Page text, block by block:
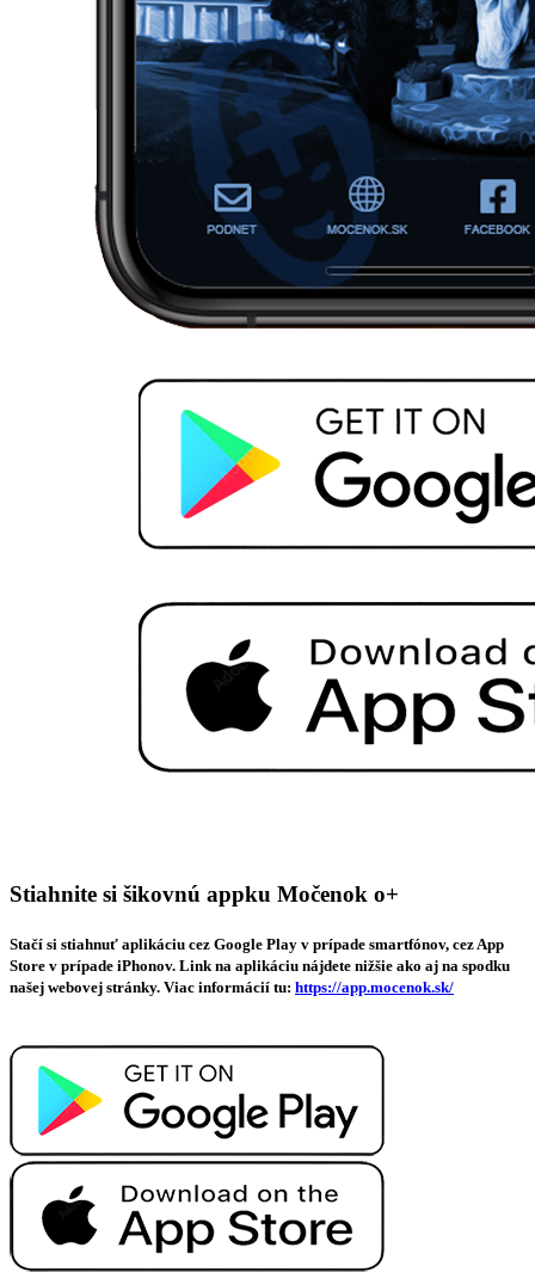
Stiahnite si šikovnú appku Močenok o+
Stačí si stiahnuť aplikáciu cez Google Play v prípade smartfónov, cez App
Store v prípade iPhonov. Link na aplikáciu nájdete nižšie ako aj na spodku
našej webovej stránky. Viac informácií tu: https://app.mocenok.sk/